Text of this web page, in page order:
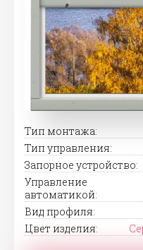
Тип монтажа:
Тип управления:
Запорное устройство:
Управление
автоматикой:
Вид профиля:
Цвет изделия: